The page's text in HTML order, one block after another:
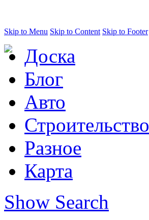
Skip to Menu Skip to Content Skip to Footer
Доска
Блог
Авто
Строительство
Разное
Карта
Show Search